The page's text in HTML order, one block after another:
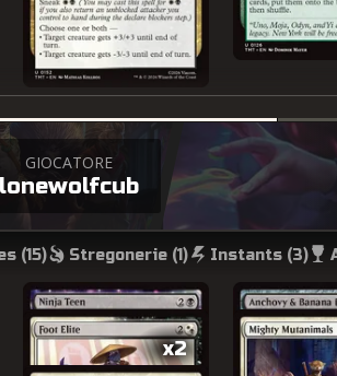
GIOCATORE
lonewolfcub
(15) Stregonerie (1) Instants (3)
x2